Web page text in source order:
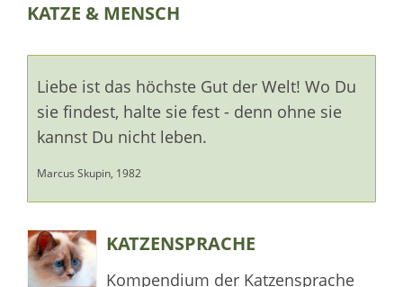
KATZE & MENSCH
Liebe ist das höchste Gut der Welt! Wo Du
sie findest, halte sie fest - denn ohne sie
kannst Du nicht leben.
Marcus Skupin, 1982
KATZENSPRACHE
Kompendium der Katzensprache